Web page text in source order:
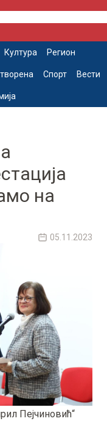
Култура Регион
Спорт Вести
на
05.11.2023
Пејчиновић“